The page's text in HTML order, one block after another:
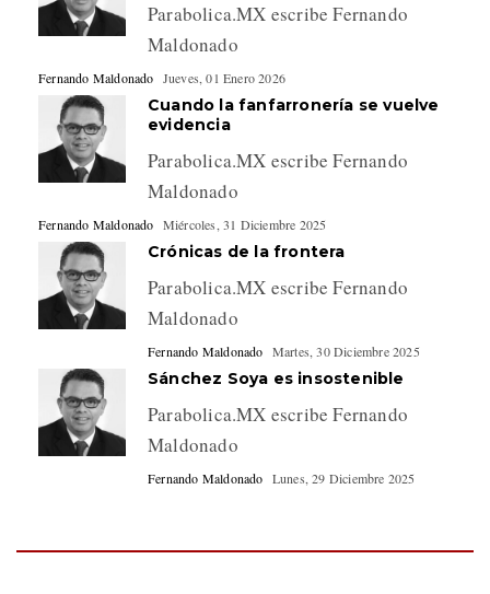
Parabolica.MX escribe Fernando
Maldonado
Fernando Maldonado Jueves, 01 Enero 2026
Cuando la fanfarronería se vuelve
evidencia
Parabolica.MX escribe Fernando
Maldonado
Fernando Maldonado Miércoles, 31 Diciembre 2025
Crónicas de la frontera
Parabolica.MX escribe Fernando
Maldonado
Fernando Maldonado Martes, 30 Diciembre 2025
Sánchez Soya es insostenible
Parabolica.MX escribe Fernando
Maldonado
Fernando Maldonado Lunes, 29 Diciembre 2025